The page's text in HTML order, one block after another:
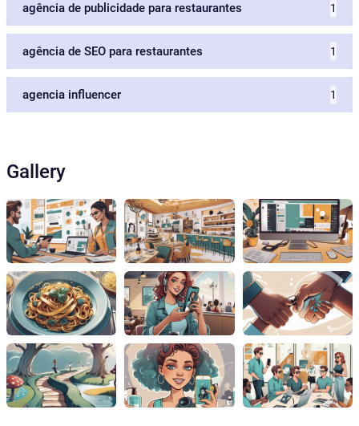
agência de publicidade para restaurantes 1
agência de SEO para restaurantes 1
agencia influencer 1
Gallery